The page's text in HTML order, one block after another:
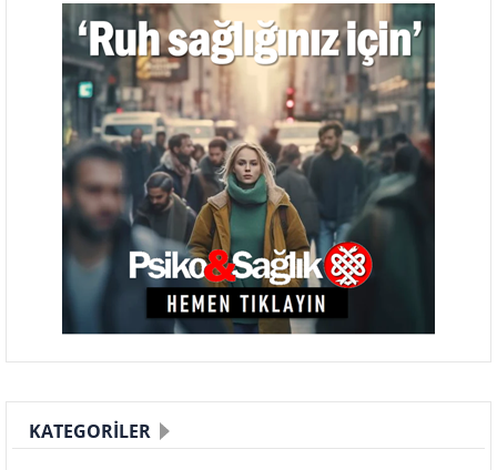
KATEGORILER